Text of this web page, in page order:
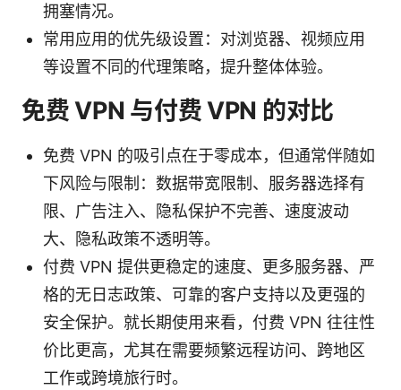
拥塞情况。
常用应用的优先级设置：对浏览器、视频应用
等设置不同的代理策略，提升整体体验。
免费 VPN 与付费 VPN 的对比
免费 VPN 的吸引点在于零成本，但通常伴随如
下风险与限制：数据带宽限制、服务器选择有
限、广告注入、隐私保护不完善、速度波动
大、隐私政策不透明等。
付费 VPN 提供更稳定的速度、更多服务器、严
格的无日志政策、可靠的客户支持以及更强的
安全保护。就长期使用来看，付费 VPN 往往性
价比更高，尤其在需要频繁远程访问、跨地区
工作或跨境旅行时。